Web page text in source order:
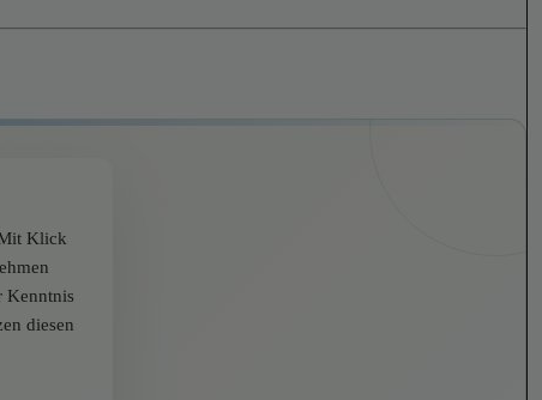
Klick
Kenntnis
diesen